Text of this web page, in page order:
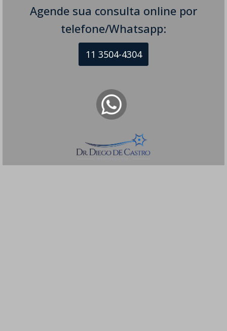
Agende sua consulta online por
telefone/Whatsapp:
11 3504-4304